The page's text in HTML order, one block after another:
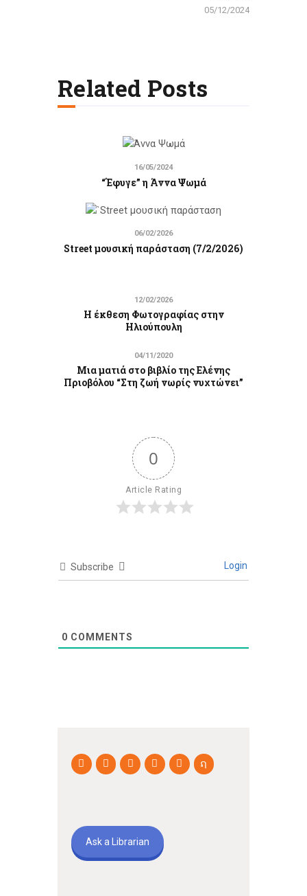
05/12/2024
Related Posts
16/05/2024
“Έφυγε” η Άννα Ψωμά
06/02/2026
Street μουσική παράσταση (7/2/2026)
12/02/2026
Η έκθεση Φωτογραφίας στην
Ηλιούπουλη
04/11/2020
Μια ματιά στο βιβλίο της Ελένης
Πριοβόλου “Στη ζωή νωρίς νυχτώνει”
0
Article Rating
Subscribe Login
0 COMMENTS
Ask a Librarian